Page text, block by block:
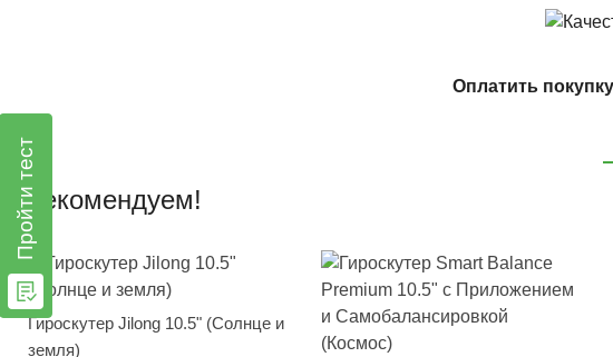
Оплатить
Рекомендуем!
Гироскутер Jilong 10.5" (Солнце и
земля)
Пройти тест